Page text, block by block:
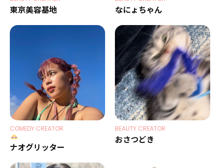
東京美容基地 なにょちゃん
ナオグリッター
COMEDY CREATOR
おさつどき
BEAUTY CREATOR